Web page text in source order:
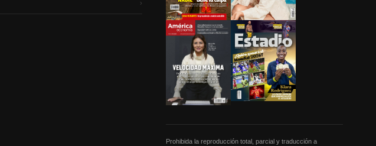
›
Prohibida la reproducción total, parcial y traducción a